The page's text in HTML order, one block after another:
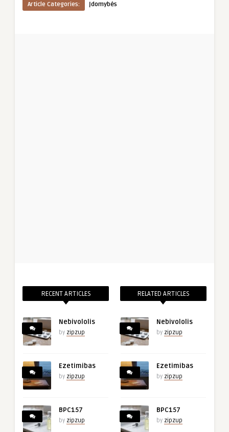
Article Categories:
Įdomybės
RECENT ARTICLES
Nebivololis
by zipzup
Ezetimibas
by zipzup
BPC157
by zipzup
RELATED ARTICLES
Nebivololis
by zipzup
Ezetimibas
by zipzup
BPC157
by zipzup